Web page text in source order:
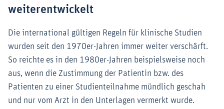
weiterentwickelt
Die international gültigen Regeln für klinische Studien
wurden seit den 1970er-Jahren immer weiter verschärft.
So reichte es in den 1980er-Jahren beispielsweise noch
aus, wenn die Zustimmung der Patientin bzw. des
Patienten zu einer Studienteilnahme mündlich geschah
und nur vom Arzt in den Unterlagen vermerkt wurde.